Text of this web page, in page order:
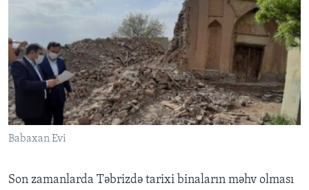
Babaxan Evi
Son zamanlarda Təbrizdə tarixi binaların məhv olması